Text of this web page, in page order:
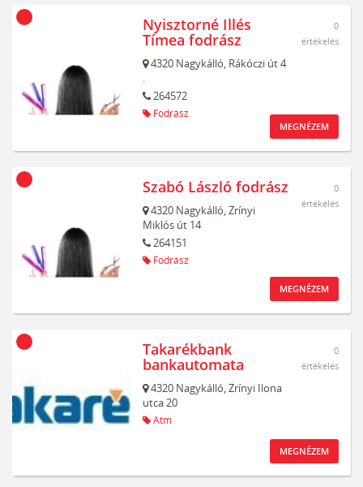
Nyisztorné Illés
Tímea fodrász
4320 Nagykálló, Rákóczi út 4
.
264572
Fodrász
0
értékelés
MEGNÉZEM
Szabó László fodrász
4320 Nagykálló,Zrínyi
Miklós út 14
264151
Fodrász
0
értékelés
MEGNÉZEM
Takarékbank
bankautomata
4320 Nagykálló,Zrínyi Ilona
utca 20
Atm
0
értékelés
MEGNÉZEM